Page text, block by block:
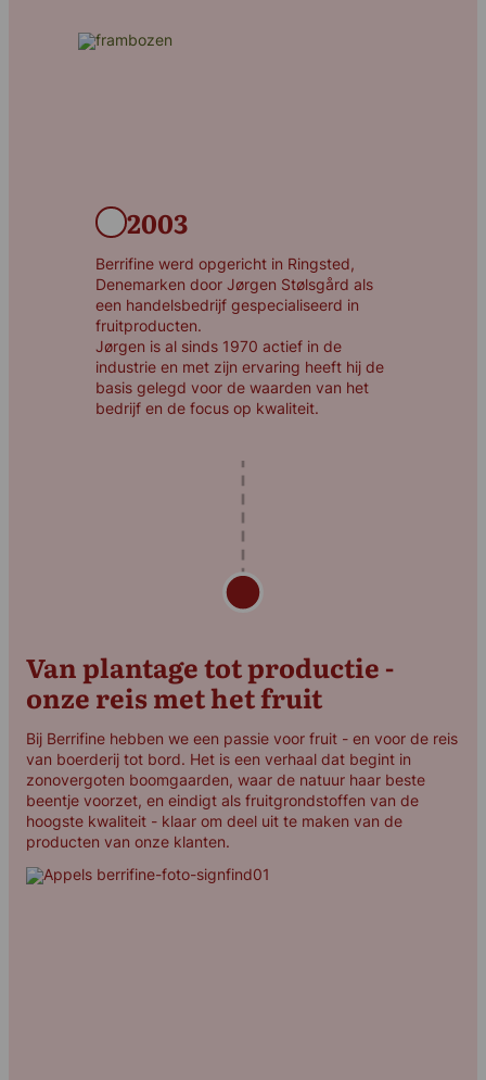
2003
Berrifine werd opgericht in Ringsted,
Denemarken door Jørgen Stølsgård als
een handelsbedrijf gespecialiseerd in
fruitproducten.
Jørgen is al sinds 1970 actief in de
industrie en met zijn ervaring heeft hij de
basis gelegd voor de waarden van het
bedrijf en de focus op kwaliteit.
Van plantage tot productie -
onze reis met het fruit
Bij Berrifine hebben we een passie voor fruit - en voor de reis
van boerderij tot bord. Het is een verhaal dat begint in
zonovergoten boomgaarden, waar de natuur haar beste
beentje voorzet, en eindigt als fruitgrondstoffen van de
hoogste kwaliteit - klaar om deel uit te maken van de
producten van onze klanten.